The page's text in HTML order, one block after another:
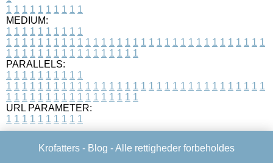
1 1 1 1 1 1 1 1 1 1
MEDIUM:
1 1 1 1 1 1 1 1 1 1
1 1 1 1 1 1 1 1 1 1 1 1 1 1 1 1 1 1 1 1 1 1 1 1 1 1 1 1 1 1 1 1 1
1 1 1 1 1 1 1 1 1 1 1 1 1 1 1 1 1
PARALLELS:
1 1 1 1 1 1 1 1 1 1
1 1 1 1 1 1 1 1 1 1 1 1 1 1 1 1 1 1 1 1 1 1 1 1 1 1 1 1 1 1 1 1 1
1 1 1 1 1 1 1 1 1 1 1 1 1 1 1 1 1
URL PARAMETER:
1 1 1 1 1 1 1 1 1 1
Krofatters - Blog - Alle rettigheder forbeholdes